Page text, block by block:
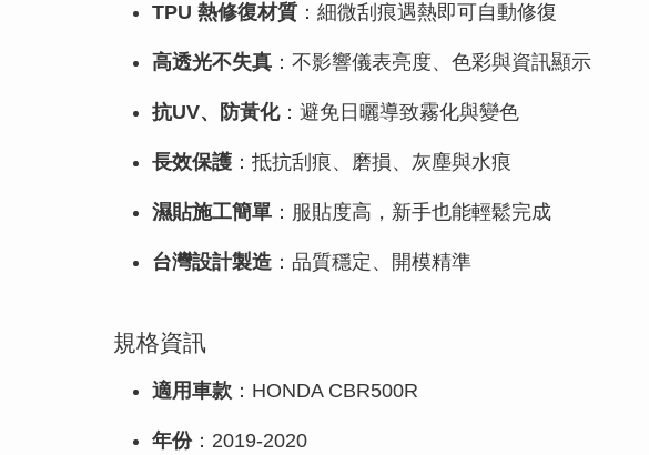
TPU 熱修復材質 ：細微刮痕遇熱即可自動修復
高透光不失真 ：不影響儀表亮度、色彩與資訊顯示
抗UV、防黃化：避免日曬導致霧化與變色
長效保護 ：抵抗刮痕、磨損、灰塵與水痕
濕貼施工簡單 ：服貼度高，新手也能輕鬆完成
台灣設計製造 ：品質穩定、開模精準
規格資訊
適用車款 ：HONDA CBR500R
年份：2019-2020